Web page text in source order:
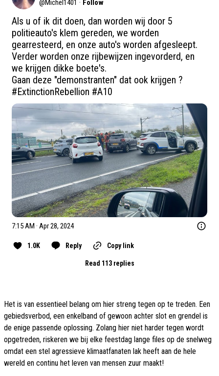
@Michel1401 · Follow
Als u of ik dit doen, dan worden wij door 5
politieauto's klem gereden, we worden
gearresteerd, en onze auto's worden afgesleept.
Verder worden onze rijbewijzen ingevorderd, en
we krijgen dikke boete's.
#ExtinctionRebellion #A10
7:15 AM · Apr 28, 2024
1.0K Reply Copy link
Read 113 replies
Het is van essentieel belang om hier streng tegen op te treden. Een
gebiedsverbod, een enkelband of gewoon achter slot en grendel is
de enige passende oplossing. Zolang hier niet harder tegen wordt
opgetreden, riskeren we bij elke feestdag lange files op de snelweg
omdat een stel agressieve klimaatfanaten lak heeft aan de hele
wereld en continu het leven van mensen zuur maakt!